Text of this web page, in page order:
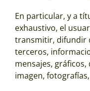
En particular, y a
exhaustivo, el
transmitir, difundir
terceros,
mensajes,
imagen,